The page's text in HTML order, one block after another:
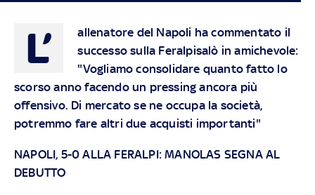
L’
allenatore del Napoli ha commentato il
successo sulla Feralpisalò in amichevole:
"Vogliamo consolidare quanto fatto lo
scorso anno facendo un pressing ancora più
offensivo. Di mercato se ne occupa la società,
potremmo fare altri due acquisti importanti"
NAPOLI, 5-0 ALLA FERALPI: MANOLAS SEGNA AL
DEBUTTO